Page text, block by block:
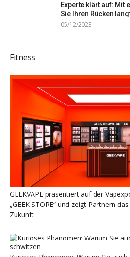
Experte klärt auf: Mit
Sie Ihren Rücken
05/12/2023
Fitness
GEEKVAPE präsentiert auf der
„GEEK STORE“ und zeigt Partnern
Zukunft